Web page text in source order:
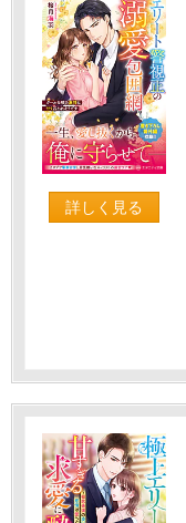
詳しく見る